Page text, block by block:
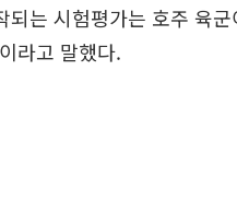
는 시험평가는 호주 육
라고 말했다.